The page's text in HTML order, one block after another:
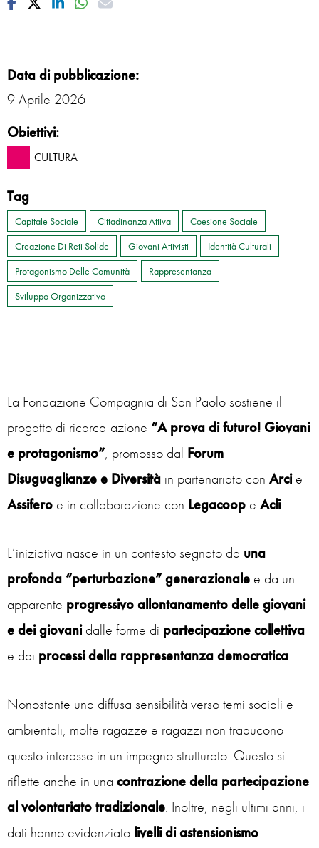
Data di pubblicazione:
9 Aprile 2026
Obiettivi:
CULTURA
Tag
Capitale Sociale Cittadinanza Attiva
Coesione Sociale
Creazione Di Reti Solide
Giovani Attivisti
Identità Culturali
Protagonismo Delle Comunità
Rappresentanza
Sviluppo Organizzativo
La Fondazione Compagnia di San Paolo sostiene il
progetto di ricerca-azione “A prova di futuro! Giovani
e protagonismo”, promosso dal Forum
Disuguaglianze e Diversità in partenariato con Arcie
Assifero e in collaborazione con Legacoop e Acli.
L’iniziativa nasce in un contesto segnato da una
profonda “perturbazione” generazionale e da un
apparente progressivo allontanamento delle giovani
e dei giovanidalle forme di partecipazione collettiva
e dai processi della rappresentanza democratica.
Nonostante una diffusa sensibilità verso temi sociali e
ambientali, molte ragazze e ragazzi non traducono
questo interesse in un impegno strutturato. Questo si
riflette anche in una contrazione della partecipazione
al volontariato tradizionale. Inoltre, negli ultimi anni, i
dati hanno evidenziato livelli di astensionismo